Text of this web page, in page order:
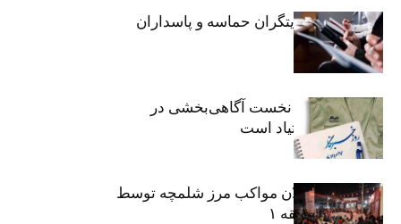
خبرنگاران، روایتگران حماسه و پاسداران
حقیقت
«رسانه» سنگر نخست آگاهی‌بخشی در
پیشگیری از اعتیاد است
نکوداشت فعالان مواکب مرز شلمچه توسط
شهرداری منطقه ۱